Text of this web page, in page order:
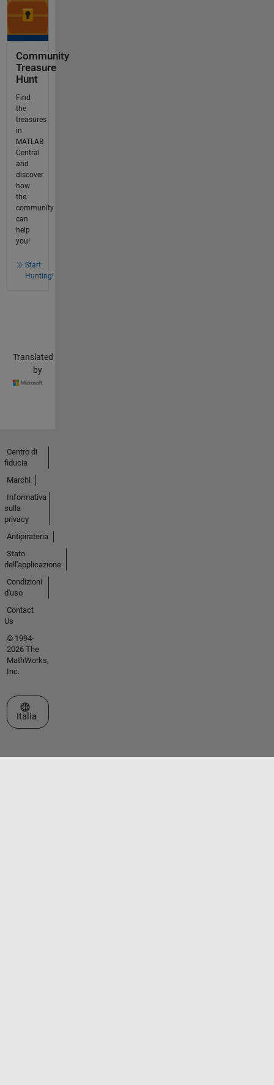
Community
Treasure
Hunt
Find
the
treasures
in
MATLAB
Central
and
discover
how
the
community
can
help
you!
Start
Hunting!
Translated
by
Centro di
fiducia
Marchi
Informativa
sulla
privacy
Antipirateria
Stato
dell'applicazione
Condizioni
d'uso
Contact
Us
© 1994-
2026 The
MathWorks,
Inc.
Seleziona un sito web
Italia